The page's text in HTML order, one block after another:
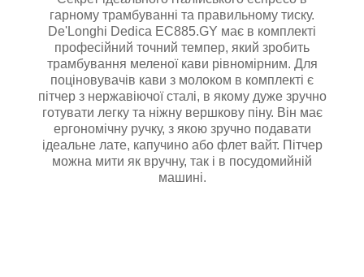
гарному трамбуванні та правильному тиску.
De'Longhi Dedica EC885.GY має в комплекті
професійний точний темпер, який зробить
трамбування меленої кави рівномірним. Для
поціновувачів кави з молоком в комплекті є
пітчер з нержавіючої сталі, в якому дуже зручно
готувати легку та ніжну вершкову піну. Він має
ергономічну ручку, з якою зручно подавати
ідеальне лате, капучино або флет вайт. Пітчер
можна мити як вручну, так і в посудомийній
машині.